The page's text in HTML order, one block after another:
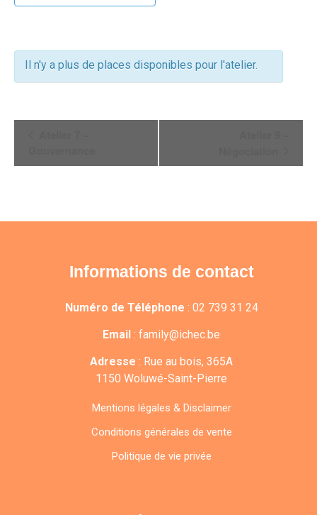
Il n'y a plus de places disponibles pour l'atelier.
Informations de contact
Numéro de Téléphone : 02 739 31 24
Email : family@ichec.be
Adresse : Rue au bois, 365A
1150 Woluwé-Saint-Pierre
Mentions légales & Disclaimer
Conditions générales de vente
Politique de vie privée